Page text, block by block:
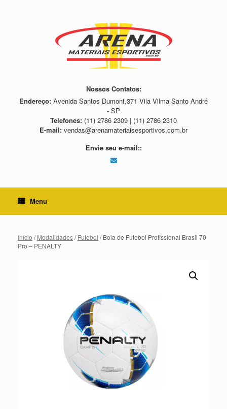
Nossos Contatos:
Endereço: Avenida Santos Dumont,371 Vila Vilma Santo André
- SP
Telefones: (11) 2786 2309 | (11) 2786 2310
E-mail: vendas@arenamateriaisesportivos.com.br
Envie seu e-mail::
Menu
Início /Modalidades/Futebol / Bola de Futebol Profissional Brasil 70
Pro – PENALTY